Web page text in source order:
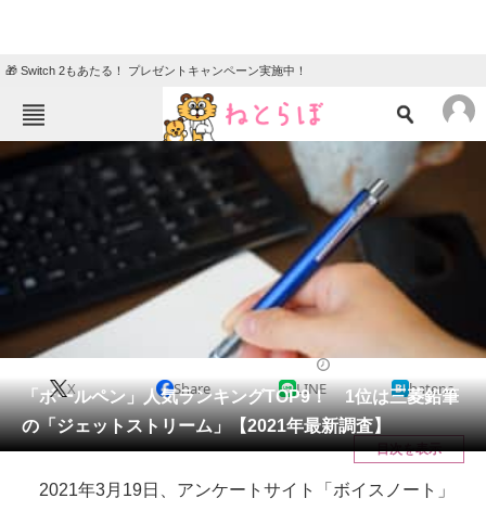
🎁 Switch 2もあたる！ プレゼントキャンペーン実施中！
ねとらぼメニュー
ニュース
エンタメ クイズ
グルメ 地域
教育・育児
リサーチ
会員記事
メディア
注目記事を集めた総合ページ
「ボールペン」人気ランキングTOP9！ 1位は三菱鉛筆
の「ジェットストリーム」【2021年最新調査】
X Share LINE hatena
目次を表示
2021年3月19日、アンケートサイト「ボイスノート」